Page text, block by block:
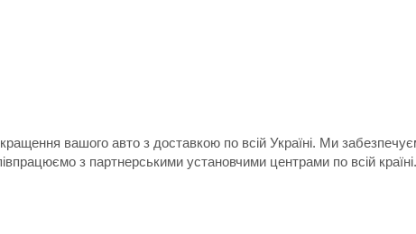
вашого авто з доставкою по всій Україні. Ми
з партнерськими установчими центрами по всій країні.